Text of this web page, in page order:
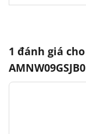
1 đánh giá cho
AMNW09GSJB0